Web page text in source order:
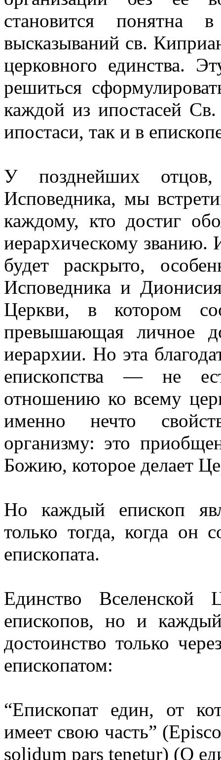
становится понятна
высказываний св.
церковного единства.
решиться
каждой из ипостасей
ипостаси, так и в
У позднейших
Исповедника, мы
каждому, кто достиг
иерархическому званию.
будет раскрыто,
Исповедника и
Церкви, в котором
превышающая личное
иерархии. Но эта
епископства — не
отношению ко всему
именно нечто
организму: это
Божию, которое делает
Но каждый епископ
только тогда, когда он
епископата.
Единство Вселенской
епископов, но и
достоинство только
епископатом:
“Епископат един, от
имеет свою часть”
solidum pars tenetur) (О